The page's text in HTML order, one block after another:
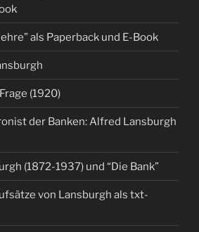
als Paperback und E-Book
(1920)
der Banken: Alfred Lansburgh
(1872-1937) und “Die Bank”
von Lansburgh als txt-